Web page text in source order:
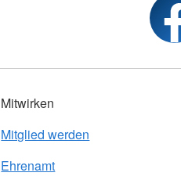
Mitwirken
Mitglied werden
Ehrenamt